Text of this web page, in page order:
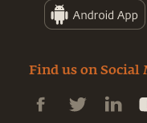
Find us on Social